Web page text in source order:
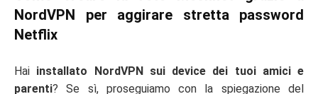
NordVPN per aggirare stretta password
Netflix
Hai installato NordVPN sui device dei tuoi amici e
parenti? Se sì, proseguiamo con la spiegazione del